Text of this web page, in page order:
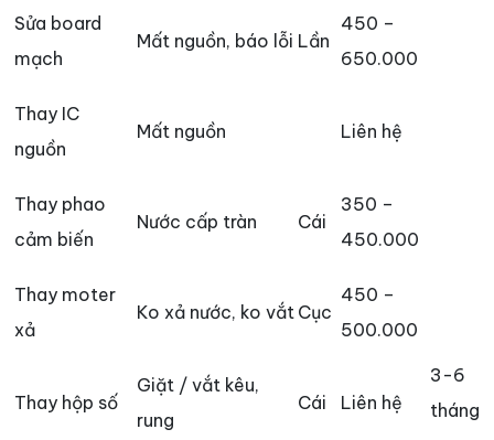
3-6
tháng
Sửa board
mạch
Mất nguồn, báo lỗi Lần
450 –
650.000
Thay IC
nguồn
Mất nguồn Liên hệ
Thay phao
cảm biến
Nước cấp tràn Cái
350 –
450.000
Thay moter
xả
Ko xả nước, ko vắt Cục
450 –
500.000
Thay hộp số
Giặt / vắt kêu,
rung
Cái Liên hệ